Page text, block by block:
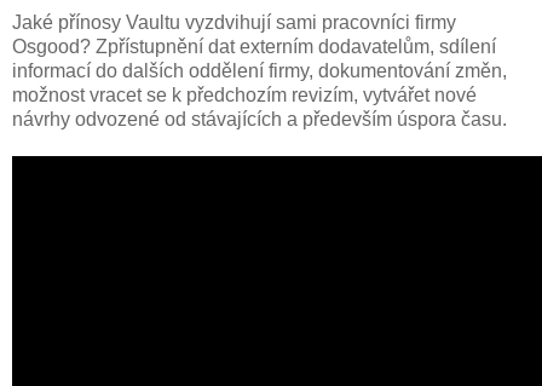
Jaké přínosy Vaultu vyzdvihují sami pracovníci firmy
Osgood? Zpřístupnění dat externím dodavatelům, sdílení
informací do dalších oddělení firmy, dokumentování změn,
možnost vracet se k předchozím revizím, vytvářet nové
návrhy odvozené od stávajících a především úspora času.